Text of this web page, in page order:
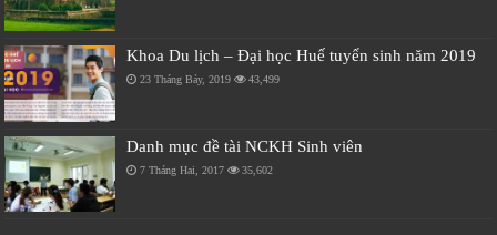
Khoa Du lịch – Đại học Huế tuyển sinh năm 2019
23 Tháng Bảy, 2019 43,499
Danh mục đề tài NCKH Sinh viên
7 Tháng Hai, 2017 35,602